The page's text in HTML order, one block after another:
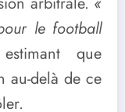
le football
que
au-delà de ce